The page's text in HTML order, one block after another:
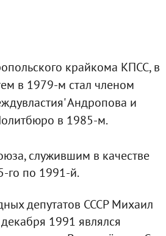
крайкома КПСС, в
в 1979-м стал членом
Андропова и
в 1985-м.
служившим в качестве
го по 1991-й.
депутатов СССР Михаил
1991 являлся